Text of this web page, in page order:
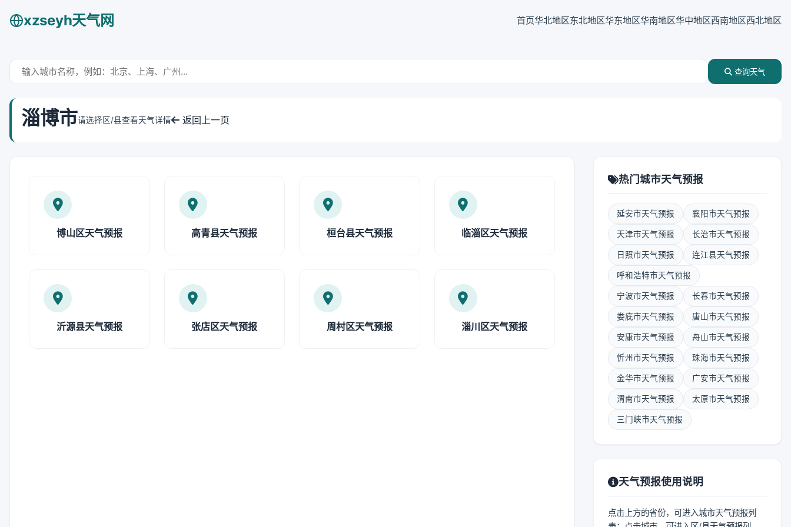
xzseyh天气网 首页华北地区东北地区华东地区华南地区华中地区西南地区西北地区
查询天气
淄博市请选择区/县查看天气详情 返回上一页
博山区天气预报 高青县天气预报 桓台县天气预报 临淄区天气预报
沂源县天气预报 张店区天气预报 周村区天气预报 淄川区天气预报
热门城市天气预报
延安市天气预报 襄阳市天气预报
天津市天气预报 长治市天气预报
日照市天气预报 连江县天气预报
呼和浩特市天气预报
宁波市天气预报 长春市天气预报
娄底市天气预报 唐山市天气预报
安康市天气预报 舟山市天气预报
忻州市天气预报 珠海市天气预报
金华市天气预报 广安市天气预报
渭南市天气预报 太原市天气预报
三门峡市天气预报
天气预报使用说明
点击上方的省份，可进入城市天气预报列